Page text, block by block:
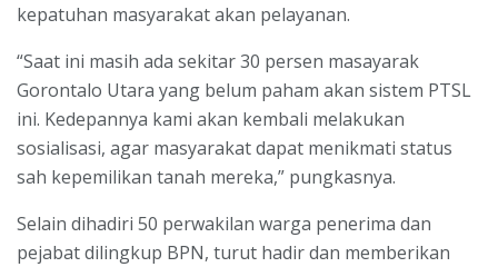
kepatuhan masyarakat akan pelayanan.
“Saat ini masih ada sekitar 30 persen masayarak
Gorontalo Utara yang belum paham akan sistem PTSL
ini. Kedepannya kami akan kembali melakukan
sosialisasi, agar masyarakat dapat menikmati status
sah kepemilikan tanah mereka,” pungkasnya.
Selain dihadiri 50 perwakilan warga penerima dan
pejabat dilingkup BPN, turut hadir dan memberikan